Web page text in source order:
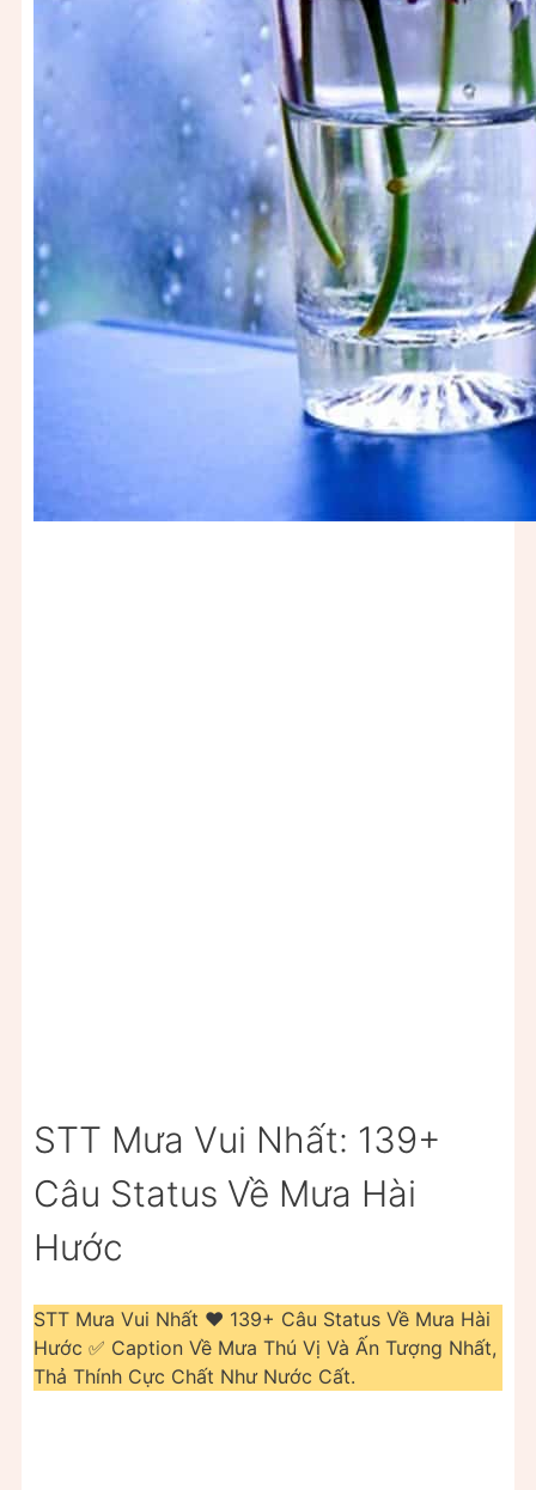
STT Mưa Vui Nhất: 139+
Câu Status Về Mưa Hài
Hước
STT Mưa Vui Nhất ❤️️ 139+ Câu Status Về Mưa Hài
Hước ✅ Caption Về Mưa Thú Vị Và Ấn Tượng Nhất,
Thả Thính Cực Chất Như Nước Cất.